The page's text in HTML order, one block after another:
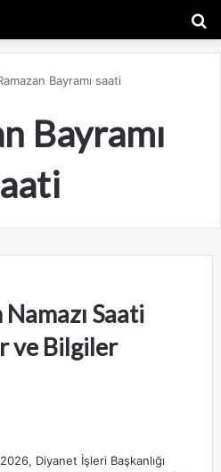
Bayramı saati
Bayramı
Saati
ve Bilgiler
Diyanet İşleri Başkanlığı